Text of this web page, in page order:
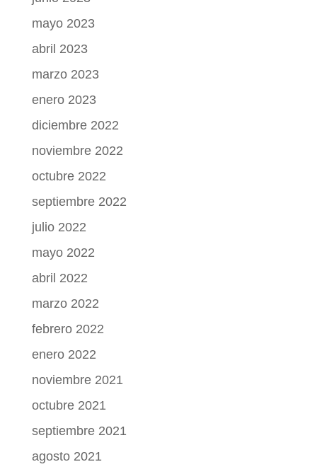
mayo 2023
abril 2023
marzo 2023
enero 2023
diciembre 2022
noviembre 2022
octubre 2022
septiembre 2022
julio 2022
mayo 2022
abril 2022
marzo 2022
febrero 2022
enero 2022
noviembre 2021
octubre 2021
septiembre 2021
agosto 2021